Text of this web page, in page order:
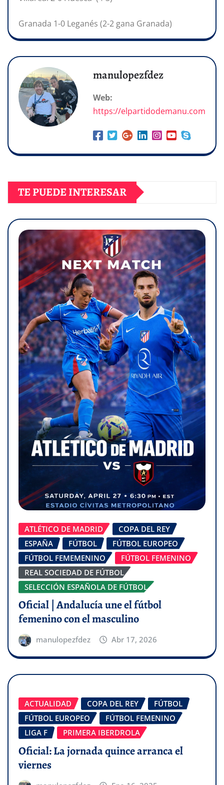
Granada 1-0 Leganés (2-2 gana Granada)
manulopezfdez
Web:
https://elpartidodemanu.com
TE PUEDE INTERESAR
ATLÉTICO DE MADRID
COPA DEL REY
ESPAÑA
FÚTBOL
FÚTBOL EUROPEO
FÚTBOL FEMEMENINO
FÚTBOL FEMENINO
REAL SOCIEDAD DE FÚTBOL
SELECCIÓN ESPAÑOLA DE FÚTBOL
Oficial | Andalucía une el fútbol
femenino con el masculino
manulopezfdez Abr 17, 2026
ACTUALIDAD COPA DEL REY
FÚTBOL
FÚTBOL EUROPEO
FÚTBOL FEMENINO
LIGA F
PRIMERA IBERDROLA
Oficial: La jornada quince arranca el
viernes